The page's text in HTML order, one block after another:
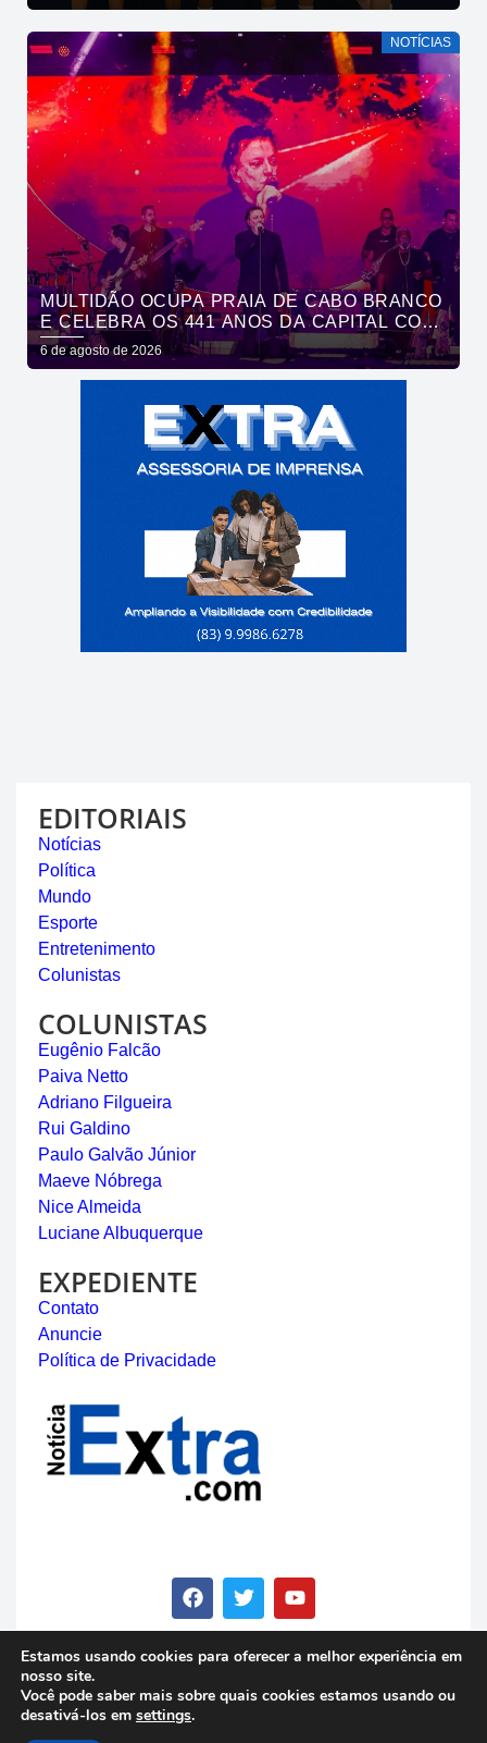
NOTÍCIAS
MULTIDÃO OCUPA PRAIA DE CABO BRANCO
E CELEBRA OS 441 ANOS DA CAPITAL COM
SHOWS DE ROUPA NOVA E FÁBIO JR
6 de agosto de 2026
EDITORIAIS
Notícias
Política
Mundo
Esporte
Entretenimento
Colunistas
COLUNISTAS
Eugênio Falcão
Paiva Netto
Adriano Filgueira
Rui Galdino
Paulo Galvão Júnior
Maeve Nóbrega
Nice Almeida
Luciane Albuquerque
EXPEDIENTE
Contato
Anuncie
Política de Privacidade
© Copyright 2023 - Notícia Extra - Todos os direitos
reservados
Estamos usando cookies para oferecer a melhor experiência em
nosso site.
Você pode saber mais sobre quais cookies estamos usando ou
desativá-los em settings.